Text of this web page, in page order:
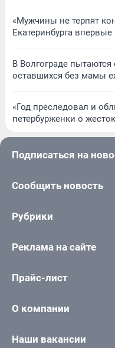
«Мужчины не терпят
Екатеринбурга
В Волгограде
оставшихся без мамы
«Год преследовал и
петербурженки о
Подписаться на
Сообщить новость
Рубрики
Реклама на сайте
Прайс-лист
О компании
Наши вакансии